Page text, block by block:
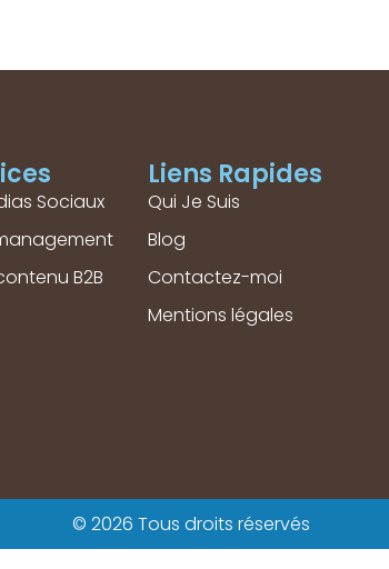
Sociaux
B2B
Liens Rapides
Qui Je Suis
Blog
Contactez-moi
Mentions légales
© 2026 Tous droits réservés